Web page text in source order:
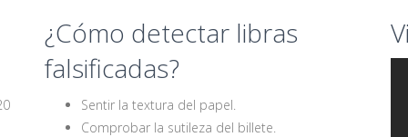
¿Cómo detectar libras
falsificadas?
Sentir la textura del papel.
Comprobar la sutileza del billete.